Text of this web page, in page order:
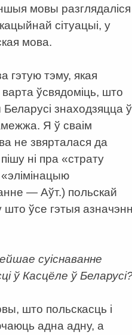
мовы разглядаліся
сітуацыі, у
мова.
гэтую тэму, якая
ўсвядоміць, што
Беларусі знаходзяцца ў
Я ў сваім
не звярталася да
ні пра «страту
— Аўт.) польскай
ўсе гэтыя
суіснаванне
ў Касцёле ў
што польскасць і
адна адну, а